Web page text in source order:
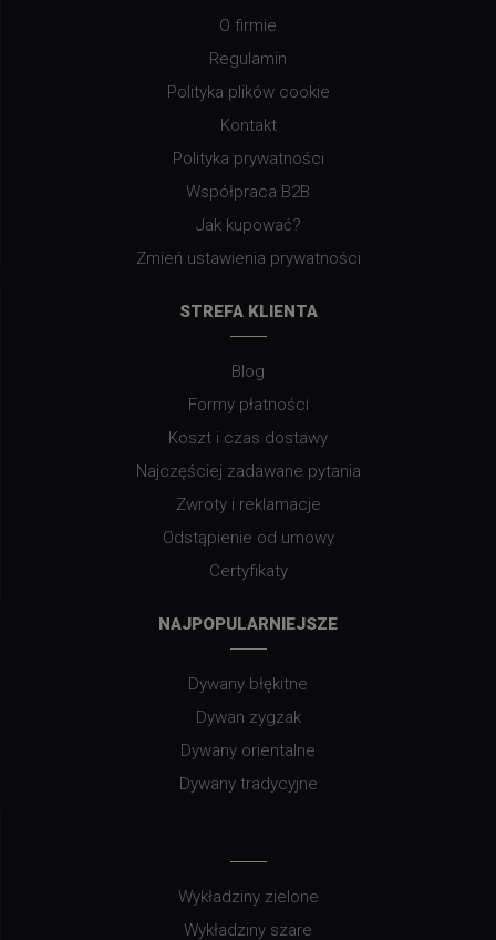
O firmie
Regulamin
Polityka plików cookie
Kontakt
Polityka prywatności
Współpraca B2B
Jak kupować?
Zmień ustawienia prywatności
STREFA KLIENTA
Blog
Formy płatności
Koszt i czas dostawy
Najczęściej zadawane pytania
Zwroty i reklamacje
Odstąpienie od umowy
Certyfikaty
NAJPOPULARNIEJSZE
Dywany błękitne
Dywan zygzak
Dywany orientalne
Dywany tradycyjne
Wykładziny zielone
Wykładziny szare